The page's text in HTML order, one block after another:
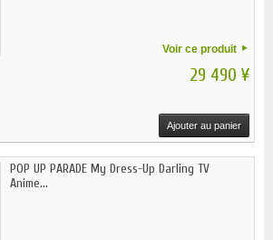
Voir ce produit
29 490 ¥
Ajouter au panier
POP UP PARADE My Dress-Up Darling TV
Anime...